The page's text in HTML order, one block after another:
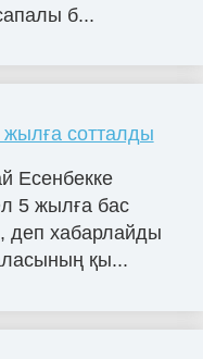
б...
жылға сотталды
Есенбекке
5 жылға бас
деп хабарлайды
қы...